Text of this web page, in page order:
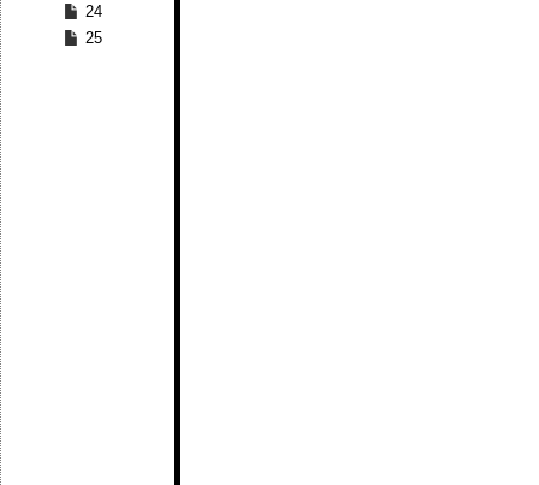
24
25